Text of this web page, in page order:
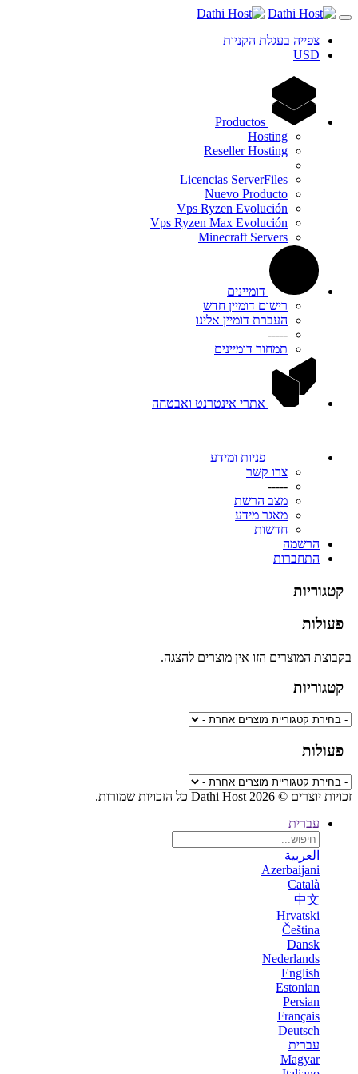
צפייה בעגלת הקניות
USD
Productos
Hosting
Reseller Hosting
Licencias ServerFiles
Nuevo Producto
Vps Ryzen Evolución
Vps Ryzen Max Evolución
Minecraft Servers
דומיינים
רישום דומיין חדש
העברת דומיין אלינו
-----
תמחור דומיינים
אתרי אינטרנט ואבטחה
פניות ומידע
צרו קשר
-----
מצב הרשת
מאגר מידע
חדשות
הרשמה
התחברות
קטגוריות
פעולות
בקבוצת המוצרים הזו אין מוצרים להצגה.
קטגוריות
פעולות
זכויות יוצרים © 2026 Dathi Host כל הזכויות שמורות.
עברית
العربية
Azerbaijani
Català
中文
Hrvatski
Čeština
Dansk
Nederlands
English
Estonian
Persian
Français
Deutsch
עברית
Magyar